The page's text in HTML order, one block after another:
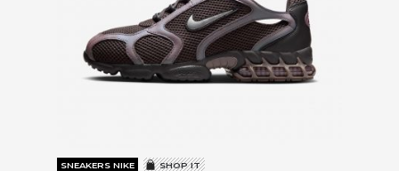
SNEAKERS NIKE SHOP IT